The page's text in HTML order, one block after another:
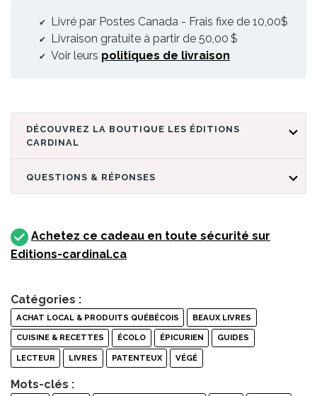
Livré par Postes Canada - Frais fixe de 10,00$
Livraison gratuite à partir de 50,00 $
Voir leurs politiques de livraison
DÉCOUVREZ LA BOUTIQUE LES ÉDITIONS
CARDINAL
QUESTIONS & RÉPONSES
Achetez ce cadeau en toute sécurité sur
Editions-cardinal.ca
Catégories :
ACHAT LOCAL & PRODUITS QUÉBÉCOIS BEAUX LIVRES
CUISINE & RECETTES ÉCOLO ÉPICURIEN GUIDES
LECTEUR LIVRES PATENTEUX VÉGÉ
Mots-clés :